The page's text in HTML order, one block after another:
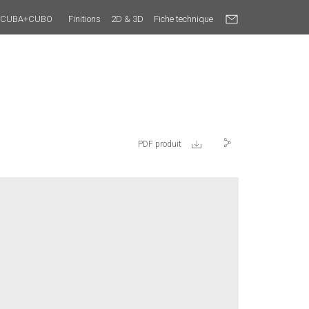
Finitions 2D & 3D Fiche technique
PDF produit